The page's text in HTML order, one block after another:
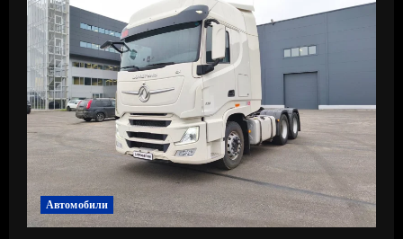
Автомобили